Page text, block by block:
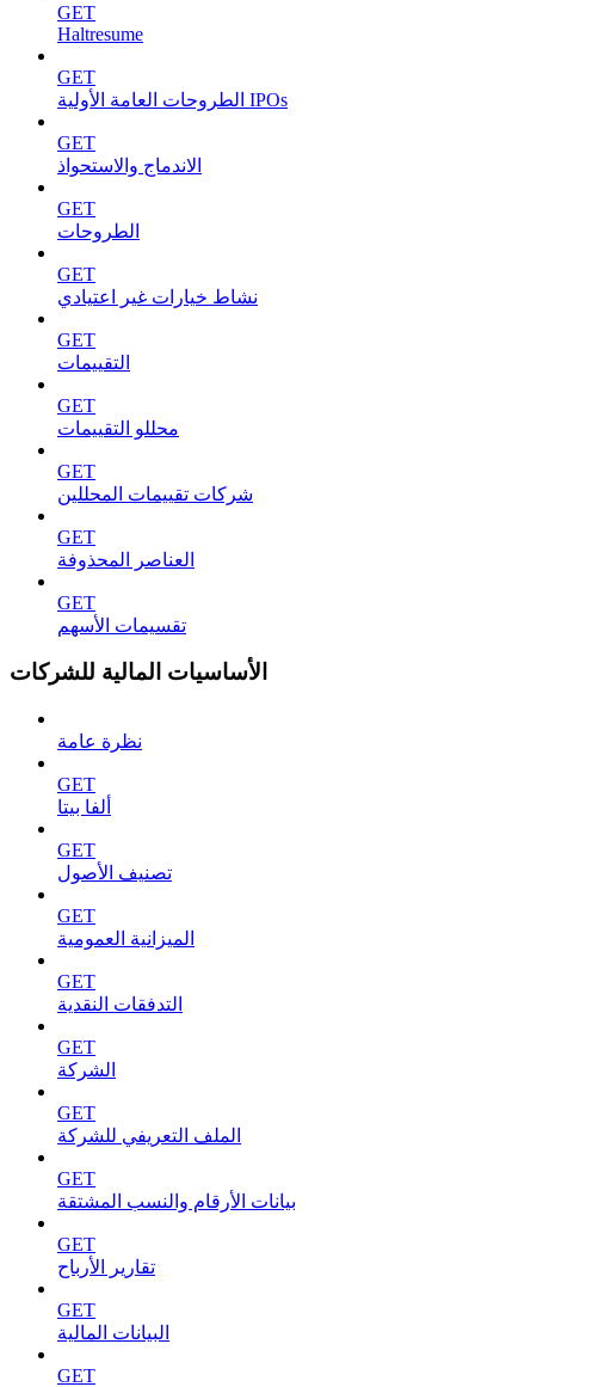
GET
Haltresume
GET
الطروحات العامة الأولية IPOs
GET
الاندماج والاستحواذ
GET
الطروحات
GET
نشاط خيارات غير اعتيادي
GET
التقييمات
GET
محللو التقييمات
GET
شركات تقييمات المحللين
GET
العناصر المحذوفة
GET
تقسيمات الأسهم
الأساسيات المالية للشركات
نظرة عامة
GET
ألفا بيتا
GET
تصنيف الأصول
GET
الميزانية العمومية
GET
التدفقات النقدية
GET
الشركة
GET
الملف التعريفي للشركة
GET
بيانات الأرقام والنسب المشتقة
GET
تقارير الأرباح
GET
البيانات المالية
GET